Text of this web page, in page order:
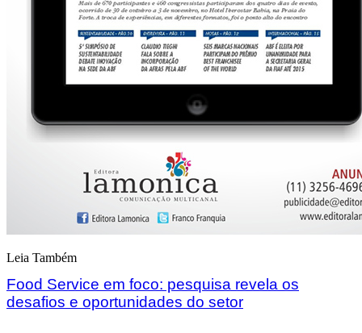
Leia Também
Food Service em foco: pesquisa revela os
desafios e oportunidades do setor